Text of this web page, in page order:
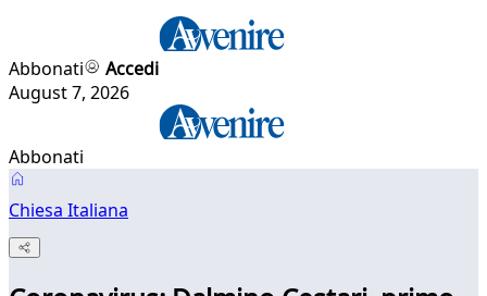
Abbonati
Accedi
August 7, 2026
Abbonati
Chiesa Italiana